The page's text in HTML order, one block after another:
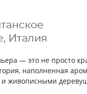
Италия
— это не просто
наполненная
живописными